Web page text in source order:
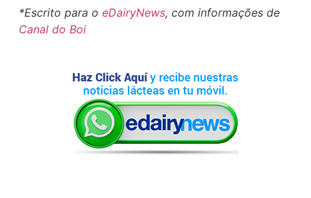
*Escrito para oeDairyNews, com informações de
Canal do Boi